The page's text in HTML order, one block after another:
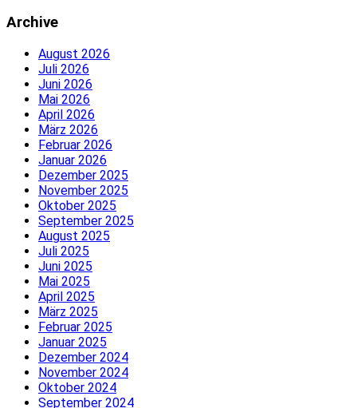
Archive
August 2026
Juli 2026
Juni 2026
Mai 2026
April 2026
März 2026
Februar 2026
Januar 2026
Dezember 2025
November 2025
Oktober 2025
September 2025
August 2025
Juli 2025
Juni 2025
Mai 2025
April 2025
März 2025
Februar 2025
Januar 2025
Dezember 2024
November 2024
Oktober 2024
September 2024